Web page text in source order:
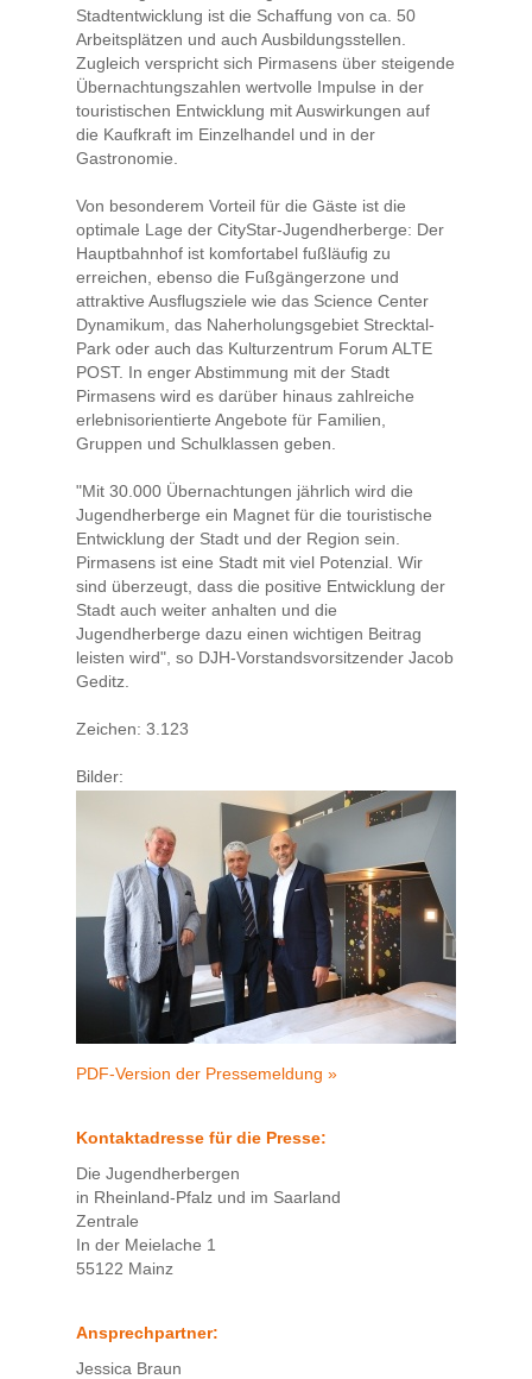
Stadtentwicklung ist die Schaffung von ca. 50
Arbeitsplätzen und auch Ausbildungsstellen.
Zugleich verspricht sich Pirmasens über steigende
Übernachtungszahlen wertvolle Impulse in der
touristischen Entwicklung mit Auswirkungen auf
die Kaufkraft im Einzelhandel und in der
Gastronomie.
Von besonderem Vorteil für die Gäste ist die
optimale Lage der CityStar-Jugendherberge: Der
Hauptbahnhof ist komfortabel fußläufig zu
erreichen, ebenso die Fußgängerzone und
attraktive Ausflugsziele wie das Science Center
Dynamikum, das Naherholungsgebiet Strecktal-
Park oder auch das Kulturzentrum Forum ALTE
POST. In enger Abstimmung mit der Stadt
Pirmasens wird es darüber hinaus zahlreiche
erlebnisorientierte Angebote für Familien,
Gruppen und Schulklassen geben.
"Mit 30.000 Übernachtungen jährlich wird die
Jugendherberge ein Magnet für die touristische
Entwicklung der Stadt und der Region sein.
Pirmasens ist eine Stadt mit viel Potenzial. Wir
sind überzeugt, dass die positive Entwicklung der
Stadt auch weiter anhalten und die
Jugendherberge dazu einen wichtigen Beitrag
leisten wird", so DJH-Vorstandsvorsitzender Jacob
Geditz.
Zeichen: 3.123
Bilder:
PDF-Version der Pressemeldung »
Kontaktadresse für die Presse:
Die Jugendherbergen
in Rheinland-Pfalz und im Saarland
Zentrale
In der Meielache 1
55122 Mainz
Ansprechpartner:
Jessica Braun